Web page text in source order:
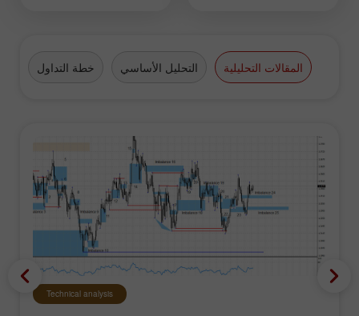
المقالات التحليلية التحليل الأساسي خطة التداول
Technical analysis